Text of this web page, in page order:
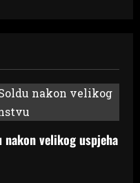
nakon velikog uspjeha